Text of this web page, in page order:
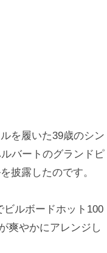
を履いた39歳のシン
バートのグランドピ
披露したのです。
ビルボードホット100
爽やかにアレンジし